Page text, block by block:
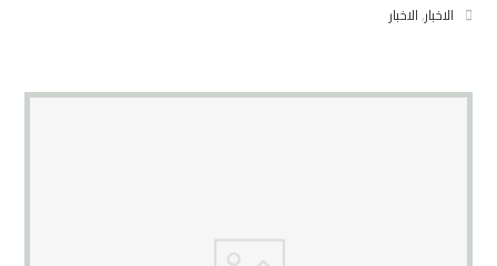
الاخبار,الاخبار